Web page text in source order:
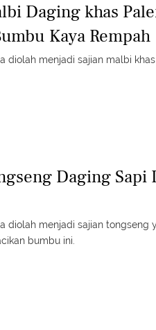
Daging khas
Kaya Rempah
diolah menjadi sajian malbi
Daging Sapi
diolah menjadi sajian tongseng
bumbu ini.